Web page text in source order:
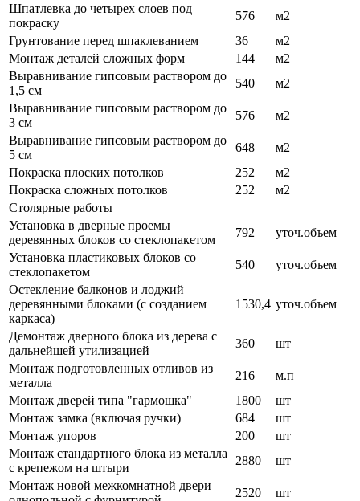
Шпатлевка до четырех слоев под
покраску
576
м2
Грунтование перед шпаклеванием
36
м2
Монтаж деталей сложных форм
144
м2
Выравнивание гипсовым раствором до
1,5 см
540
м2
Выравнивание гипсовым раствором до
3 см
576
м2
Выравнивание гипсовым раствором до
5 см
648
м2
Покраска плоских потолков
252
м2
Покраска сложных потолков
252
м2
Столярные работы
Установка в дверные проемы
деревянных блоков со стеклопакетом
792
уточ.объем
Установка пластиковых блоков со
стеклопакетом
540
уточ.объем
Остекление балконов и лоджий
деревянными блоками (с созданием
каркаса)
1530,4 уточ.объем
Демонтаж дверного блока из дерева с
дальнейшей утилизацией
360
шт
Монтаж подготовленных отливов из
металла
216
м.п
Монтаж дверей типа "гармошка"
1800
шт
Монтаж замка (включая ручки)
684
шт
Монтаж упоров
200
шт
Монтаж стандартного блока из металла
с крепежом на штыри
2880
шт
Монтаж новой межкомнатной двери
2520
шт